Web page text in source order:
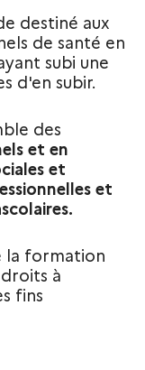
destiné aux
de santé en
subi une
d'en subir.
des
et en
et
et
la formation
à
fins